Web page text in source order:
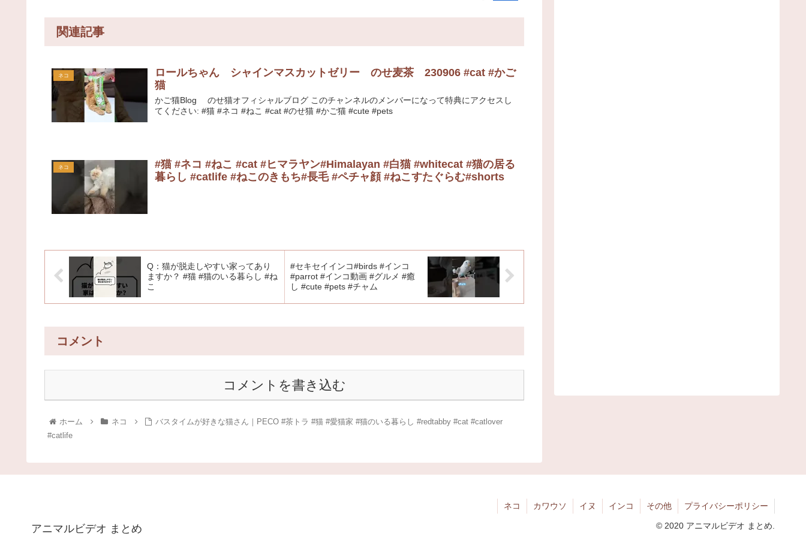
関連記事
ネコ
ロールちゃん シャインマスカットゼリー のせ麦茶 230906 #cat #かご
猫
かご猫Blog のせ猫オフィシャルブログ このチャンネルのメンバーになって特典にアクセスし
てください: #猫 #ネコ #ねこ #cat #のせ猫 #かご猫 #cute #pets
ネコ
#猫 #ネコ #ねこ #cat #ヒマラヤン#Himalayan #白猫 #whitecat #猫の居る
暮らし #catlife #ねこのきもち#長毛 #ペチャ顔 #ねこすたぐらむ#shorts
Q：猫が脱走しやすい家ってあり
ますか？ #猫 #猫のいる暮らし #ね
こ
#セキセイインコ#birds #インコ
#parrot #インコ動画 #グルメ #癒
し #cute #pets #チャム
コメント
コメントを書き込む
ホーム ネコ
バスタイムが好きな猫さん｜PECO #茶トラ #猫 #愛猫家 #猫のいる暮らし #redtabby #cat #catlover
#catlife
アニマルビデオ まとめ
ネコ カワウソ イヌ インコ その他 プライバシーポリシー
© 2020 アニマルビデオ まとめ.